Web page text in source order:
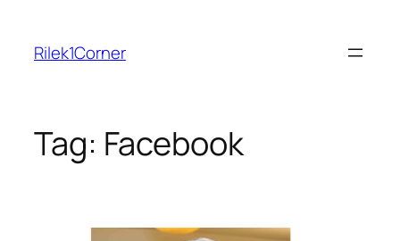
content
Rilek1Corner
Tag: Facebook